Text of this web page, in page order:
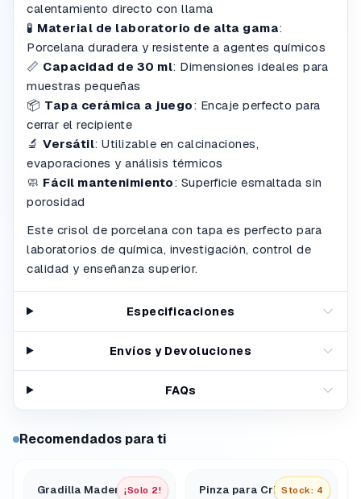
calentamiento directo con llama
🧪 Material de laboratorio de alta gama:
Porcelana duradera y resistente a agentes químicos
📏 Capacidad de 30 ml: Dimensiones ideales para
muestras pequeñas
📦 Tapa cerámica a juego: Encaje perfecto para
cerrar el recipiente
🔬 Versátil: Utilizable en calcinaciones,
evaporaciones y análisis térmicos
🧼 Fácil mantenimiento: Superficie esmaltada sin
porosidad
Este crisol de porcelana con tapa es perfecto para
laboratorios de química, investigación, control de
calidad y enseñanza superior.
Especificaciones
Envíos y Devoluciones
FAQs
Recomendados para ti
¡Solo 2!
Gradilla Madera 12
Stock: 4
Pinza para Crisol de